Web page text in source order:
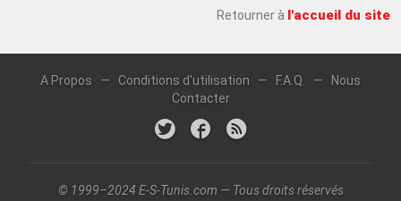
Retourner à l'accueil du site
A Propos — Conditions d'utilisation — F.A.Q. —
Nous
Contacter
© 1999–2024 E-S-Tunis.com — Tous droits réservés